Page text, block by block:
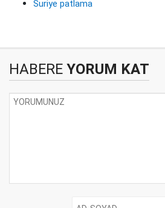
Suriye patlama
HABERE YORUM KAT